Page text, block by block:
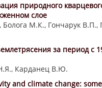
природного
слое
Болога М.К., Гончарук В.П.,
за период с
Карданец В.Ю.
and climate change: